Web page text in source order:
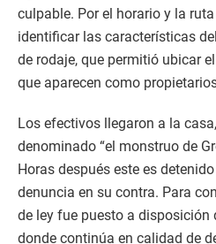
culpable. Por el horario y la
identificar las características
de rodaje, que permitió ubicar
que aparecen como
Los efectivos llegaron a la
denominado “el monstruo de
Horas después este es
denuncia en su contra. Para
de ley fue puesto a disposición
donde continúa en calidad de